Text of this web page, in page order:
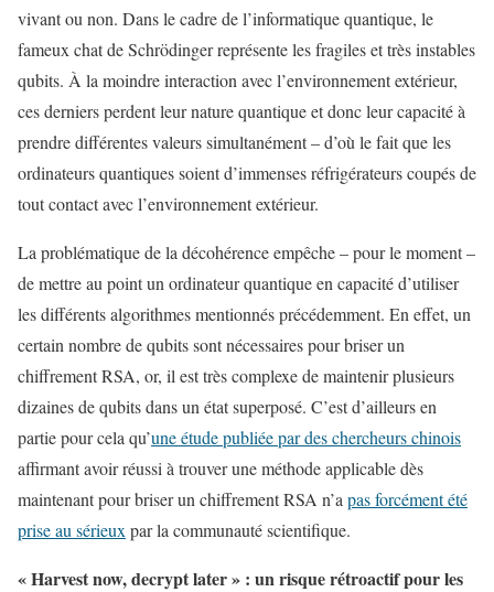
vivant ou non. Dans le cadre de l’informatique quantique, le
fameux chat de Schrödinger représente les fragiles et très instables
qubits. À la moindre interaction avec l’environnement extérieur,
ces derniers perdent leur nature quantique et donc leur capacité à
prendre différentes valeurs simultanément – d’où le fait que les
ordinateurs quantiques soient d’immenses réfrigérateurs coupés de
tout contact avec l’environnement extérieur.
La problématique de la décohérence empêche – pour le moment –
de mettre au point un ordinateur quantique en capacité d’utiliser
les différents algorithmes mentionnés précédemment. En effet, un
certain nombre de qubits sont nécessaires pour briser un
chiffrement RSA, or, il est très complexe de maintenir plusieurs
dizaines de qubits dans un état superposé. C’est d’ailleurs en
partie pour cela qu’une étude publiée par des chercheurs chinois
affirmant avoir réussi à trouver une méthode applicable dès
maintenant pour briser un chiffrement RSA n’a pas forcément été
prise au sérieux par la communauté scientifique.
« Harvest now, decrypt later » : un risque rétroactif pour les